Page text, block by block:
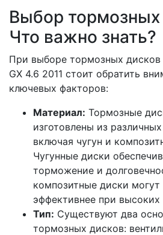
Выбор тормозных
Что важно знать?
При выборе тормозных дисков
GX 4.6 2011 стоит обратить
ключевых факторов:
Материал: Тормозные
изготовлены из
включая чугун и
Чугунные диски
торможение и
композитные диски могут
эффективнее при высоких
Тип: Существуют два
тормозных дисков: